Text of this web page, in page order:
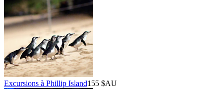
Excursions à Phillip Island155 $AU